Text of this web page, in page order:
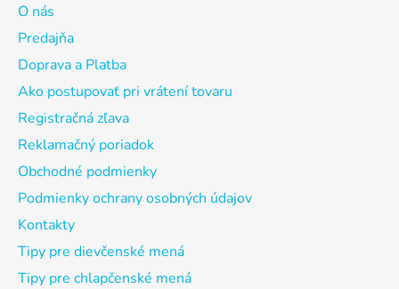
O nás
Predajňa
Doprava a Platba
Ako postupovať pri vrátení tovaru
Registračná zľava
Reklamačný poriadok
Obchodné podmienky
Podmienky ochrany osobných údajov
Kontakty
Tipy pre dievčenské mená
Tipy pre chlapčenské mená